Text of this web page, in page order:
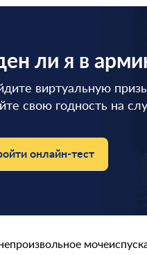
ли я в
виртуальную
свою годность на
онлайн-тест